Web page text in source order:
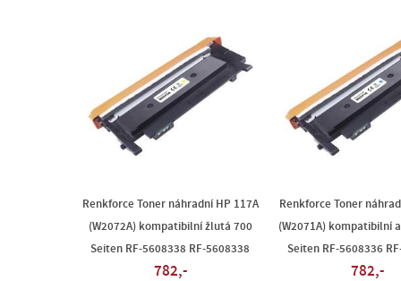
Renkforce Toner náhradní HP 117A
(W2072A) kompatibilní žlutá 700
Seiten RF-5608338 RF-5608338
782,-
Renkforce Toner
(W2071A) kompatibilní
Seiten RF-5608336
782,-